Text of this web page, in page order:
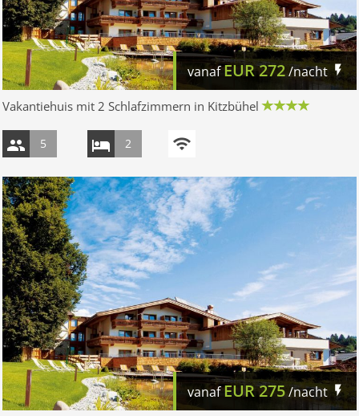
vanafEUR272/nacht
Vakantiehuis mit 2 Schlafzimmern in Kitzbühel
5 2
vanafEUR275/nacht